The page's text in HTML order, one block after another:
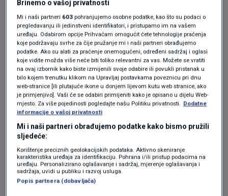
Oglas
Oglas
Brinemo o vašoj privatnosti
Mi i naši partneri 603 pohranjujemo osobne podatke, kao što su podaci o
pregledavanju ili jedinstveni identifikatori, i pristupamo im na vašem
uređaju. Odabirom opcije Prihvaćam omogućit ćete tehnologije praćenja
koje podržavaju svrhe za čije pružanje mi i naši partneri obrađujemo
podatke. Ako su alati za praćenje onemogućeni, određeni sadržaj i oglasi
koje vidite možda više neće biti toliko relevantni za vas. Možete se vratiti
na ovaj izbornik kako biste izmijenili svoje odabire ili povukli pristanak u
bilo kojem trenutku klikom na Upravljaj postavkama poveznicu pri dnu
web-stranice [ili plutajuće ikone u donjem lijevom kutu web stranice, ako
je primjenjivo]. Vaši će se odabiri primijeniti kako je opisano u dijelu Web-
mjesto. Za više pojedinosti pogledajte našu Politiku privatnosti. Dodatne
informacije o vašoj privatnosti
Mi i naši partneri obrađujemo podatke kako bismo pružili
sljedeće:
Korištenje preciznih geolokacijskih podataka. Aktivno skeniranje
karakteristika uređaja za identifikaciju. Pohrana i/ili pristup podacima na
uređaju. Personalizirano oglašavanje i sadržaj, mjerenje oglašavanja i
sadržaja, uvidi u publiku i razvoj usluga.
Popis partnera (dobavljača)